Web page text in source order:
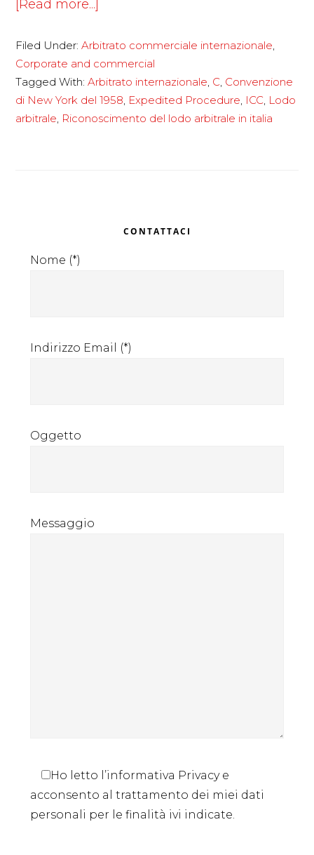
[Read more...]
commerciale
internazionale
Filed Under:Arbitrato commerciale internazionale,
Corporate and commercial
Tagged With:Arbitrato internazionale, C, Convenzione
di New York del 1958, Expedited Procedure, ICC, Lodo
arbitrale, Riconoscimento del lodo arbitrale in italia
Sidebar
CONTATTACI
Nome (*)
Indirizzo Email (*)
Oggetto
Messaggio
Ho letto l’informativa Privacy e
acconsento al trattamento dei miei dati
personali per le finalità ivi indicate.